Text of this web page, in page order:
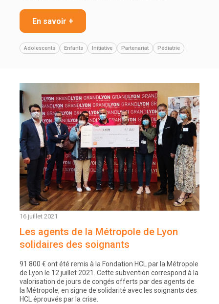
En savoir +
Adolescents Enfants Initiative Partenariat Pédiatrie
16 juillet 2021
Les agents de la Métropole de Lyon
solidaires des soignants
91 800 € ont été remis à la Fondation HCL par la Métropole
de Lyon le 12 juillet 2021. Cette subvention correspond à la
valorisation de jours de congés offerts par des agents de
la Métropole, en signe de solidarité avec les soignants des
HCL éprouvés par la crise.